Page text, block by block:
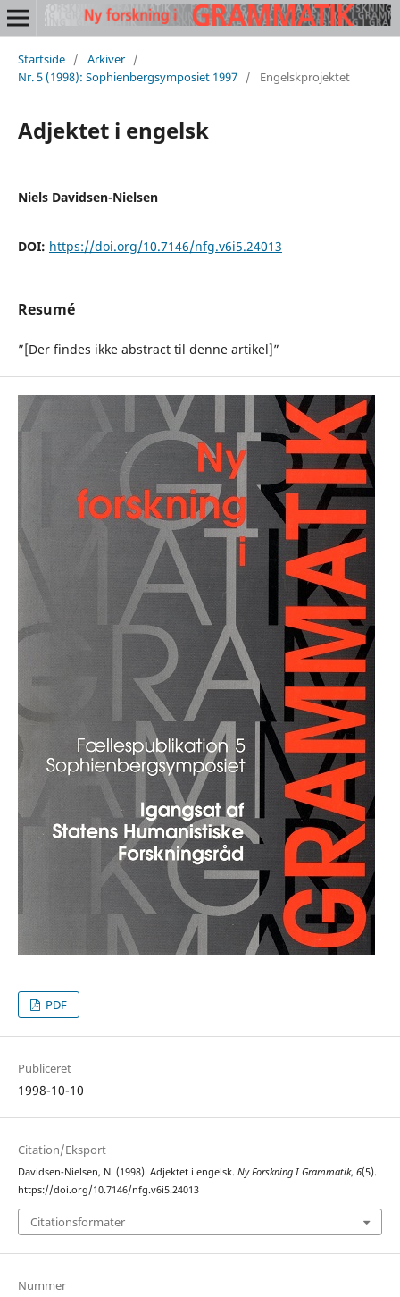
Startside / Arkiver /
Nr. 5 (1998): Sophienbergsymposiet 1997 / Engelskprojektet
Adjektet i engelsk
Niels Davidsen-Nielsen
DOI: https://doi.org/10.7146/nfg.v6i5.24013
Resumé
”[Der findes ikke abstract til denne artikel]”
PDF
Publiceret
1998-10-10
Citation/Eksport
Davidsen-Nielsen, N. (1998). Adjektet i engelsk. Ny Forskning I Grammatik, 6(5).
https://doi.org/10.7146/nfg.v6i5.24013
Citationsformater
Nummer